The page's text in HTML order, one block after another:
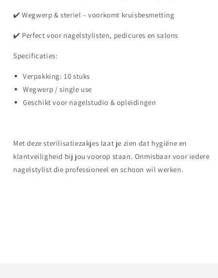
✔️ Wegwerp & steriel – voorkomt kruisbesmetting
✔️ Perfect voor nagelstylisten, pedicures en salons
Specificaties:
Verpakking: 10 stuks
Wegwerp / single use
Geschikt voor nagelstudio & opleidingen
Met deze sterilisatiezakjes laat je zien dat hygiëne en
klantveiligheid bij jou voorop staan. Onmisbaar voor iedere
nagelstylist die professioneel en schoon wil werken.